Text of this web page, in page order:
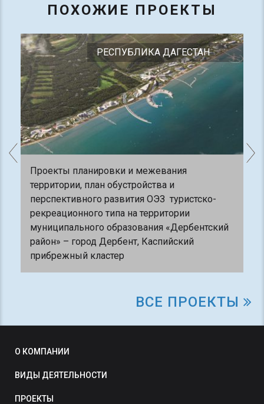
ПОХОЖИЕ ПРОЕКТЫ
РЕСПУБЛИКА ДАГЕСТАН
Проекты планировки и межевания
территории, план обустройства и
перспективного развития ОЭЗ туристско-
рекреационного типа на территории
муниципального образования «Дербентский
район» – город Дербент, Каспийский
прибрежный кластер
ВСЕ ПРОЕКТЫ
О КОМПАНИИ
ВИДЫ ДЕЯТЕЛЬНОСТИ
ПРОЕКТЫ